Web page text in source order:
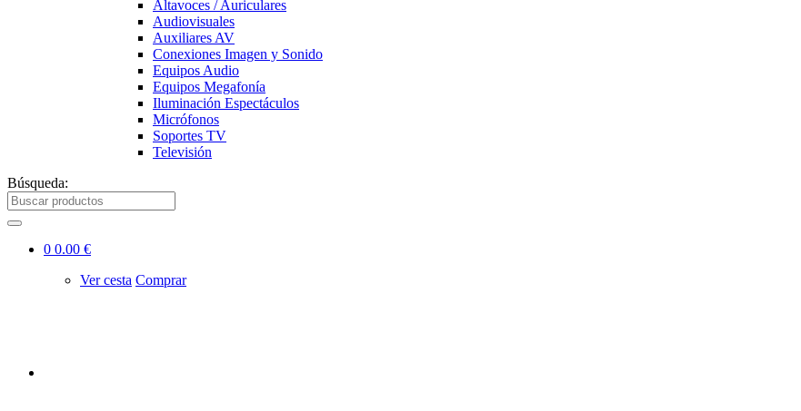
Altavoces / Auriculares
Audiovisuales
Auxiliares AV
Conexiones Imagen y Sonido
Equipos Audio
Equipos Megafonía
Iluminación Espectáculos
Micrófonos
Soportes TV
Televisión
Búsqueda:
0 0.00 €
Ver cesta Comprar